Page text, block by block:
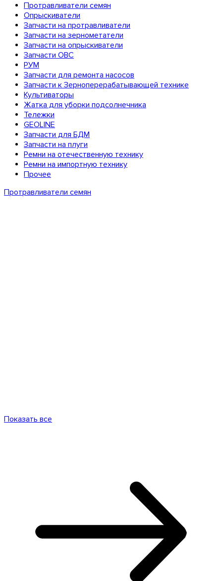
Протравливатели семян
Опрыскиватели
Запчасти на протравливатели
Запчасти на зернометатели
Запчасти на опрыскиватели
Запчасти ОВС
РУМ
Запчасти для ремонта насосов
Запчасти к Зерноперерабатывающей технике
Культиваторы
Жатка для уборки подсолнечника
Тележки
GEOLINE
Запчасти для БДМ
Запчасти на плуги
Ремни на отечественную технику
Ремни на импортную технику
Прочее
Протравливатели семян
Показать все